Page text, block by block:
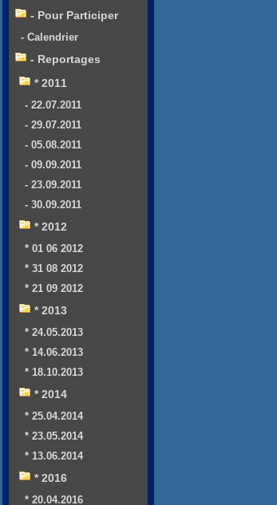
- Pour Participer
- Calendrier
- Reportages
* 2011
- 22.07.2011
- 29.07.2011
- 05.08.2011
- 09.09.2011
- 23.09.2011
- 30.09.2011
* 2012
* 01 06 2012
* 31 08 2012
* 21 09 2012
* 2013
* 24.05.2013
* 14.06.2013
* 18.10.2013
* 2014
* 25.04.2014
* 23.05.2014
* 13.06.2014
* 2016
* 20.04.2016